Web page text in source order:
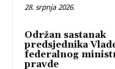
28. srpnja 2026.
Održan sastanak
predsjednika
federalnog
pravde